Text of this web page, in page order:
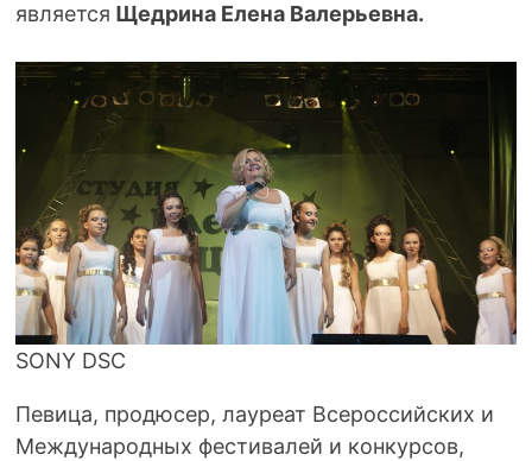
является Щедрина Елена Валерьевна.
SONY DSC
Певица, продюсер, лауреат Всероссийских и
Международных фестивалей и конкурсов,